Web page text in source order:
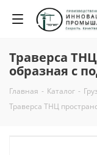
Траверса
образная с
Главная - Каталог -
Траверса ТНЦ